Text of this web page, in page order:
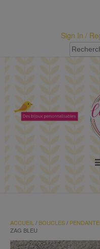
Sign In /
pour :
ACCUEIL / BOUCLES/
ZAG BLEU